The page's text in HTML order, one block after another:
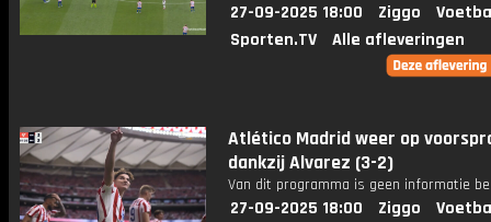
27-09-2025 18:00 Ziggo
Sporten.TV
Alle afleveringen
Atlético Madrid weer op
dankzij Alvarez (3-2)
Van dit programma is geen informatie
27-09-2025 18:00 Ziggo